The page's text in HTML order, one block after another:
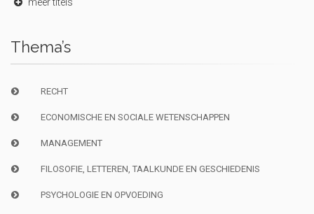
Thema’s
RECHT
ECONOMISCHE EN SOCIALE WETENSCHAPPEN
MANAGEMENT
FILOSOFIE, LETTEREN, TAALKUNDE EN GESCHIEDENIS
PSYCHOLOGIE EN OPVOEDING